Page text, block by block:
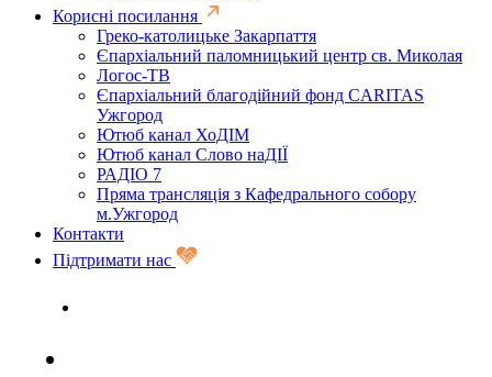
Корисні посилання
Греко-католицьке Закарпаття
Єпархіальний паломницький центр св. Миколая
Логос-ТВ
Єпархіальний благодійний фонд CARITAS
Ужгород
Ютюб канал ХоДІМ
Ютюб канал Слово наДІЇ
РАДІО 7
Пряма трансляція з Кафедрального собору
м.Ужгород
Контакти
Підтримати нас